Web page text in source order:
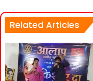
Related Articles